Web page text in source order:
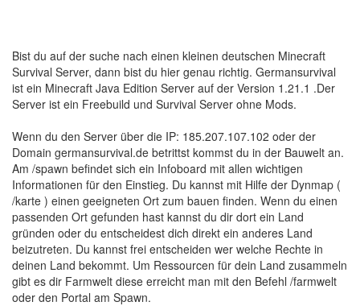
Bist du auf der suche nach einen kleinen deutschen Minecraft
Survival Server, dann bist du hier genau richtig. Germansurvival
ist ein Minecraft Java Edition Server auf der Version 1.21.1 .Der
Server ist ein Freebuild und Survival Server ohne Mods.
Wenn du den Server über die IP: 185.207.107.102 oder der
Domain germansurvival.de betrittst kommst du in der Bauwelt an.
Am /spawn befindet sich ein Infoboard mit allen wichtigen
Informationen für den Einstieg. Du kannst mit Hilfe der Dynmap (
/karte ) einen geeigneten Ort zum bauen finden. Wenn du einen
passenden Ort gefunden hast kannst du dir dort ein Land
gründen oder du entscheidest dich direkt ein anderes Land
beizutreten. Du kannst frei entscheiden wer welche Rechte in
deinen Land bekommt. Um Ressourcen für dein Land zusammeln
gibt es dir Farmwelt diese erreicht man mit den Befehl /farmwelt
oder den Portal am Spawn.